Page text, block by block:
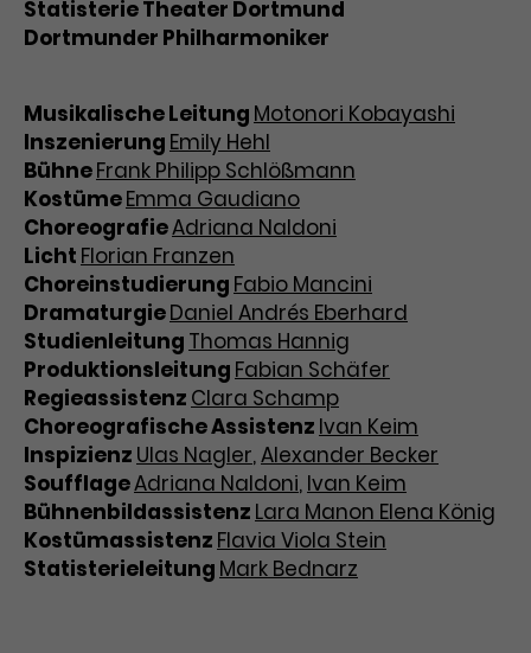
Statisterie Theater Dortmund
Dortmunder Philharmoniker
Musikalische Leitung Motonori Kobayashi
Inszenierung Emily Hehl
BühneFrank Philipp Schlößmann
KostümeEmma Gaudiano
ChoreografieAdriana Naldoni
Licht Florian Franzen
Choreinstudierung Fabio Mancini
DramaturgieDaniel Andrés Eberhard
Studienleitung Thomas Hannig
Produktionsleitung Fabian Schäfer
Regieassistenz Clara Schamp
Choreografische Assistenz Ivan Keim
Inspizienz Ulas Nagler,Alexander Becker
SoufflageAdriana Naldoni, Ivan Keim
Bühnenbildassistenz Lara Manon Elena König
Kostümassistenz Flavia Viola Stein
Statisterieleitung Mark Bednarz